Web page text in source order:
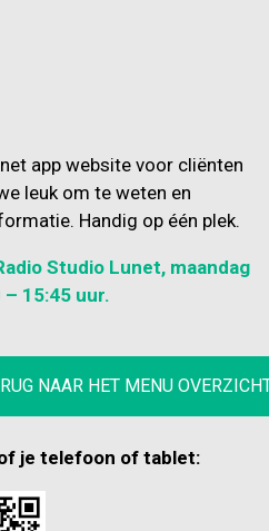
app website voor cliënten
leuk om te weten en
Handig op één plek.
Studio Lunet, maandag
15:45 uur.
NAAR HET MENU
je telefoon of tablet: